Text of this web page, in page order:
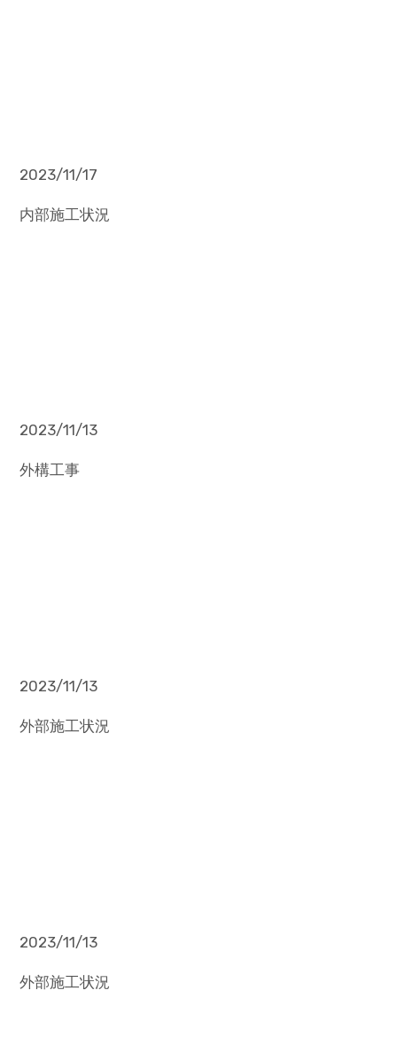
2023/11/17
内部施工状況
2023/11/13
外構工事
2023/11/13
外部施工状況
2023/11/13
外部施工状況